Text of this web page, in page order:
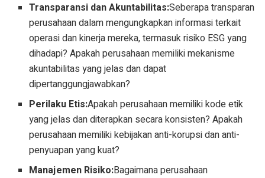
Transparansi dan Akuntabilitas:Seberapa transparan
perusahaan dalam mengungkapkan informasi terkait
operasi dan kinerja mereka, termasuk risiko ESG yang
dihadapi? Apakah perusahaan memiliki mekanisme
akuntabilitas yang jelas dan dapat
dipertanggungjawabkan?
Perilaku Etis:Apakah perusahaan memiliki kode etik
yang jelas dan diterapkan secara konsisten? Apakah
perusahaan memiliki kebijakan anti-korupsi dan anti-
penyuapan yang kuat?
Manajemen Risiko:Bagaimana perusahaan